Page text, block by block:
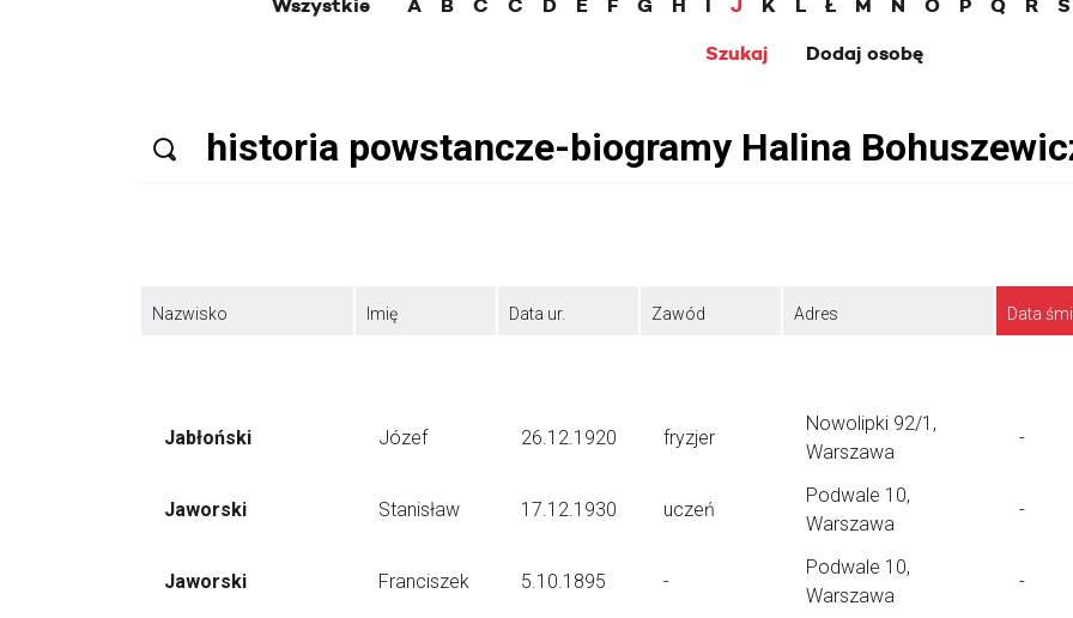
Wszystkie A B C Ć D E F G H I J K L Ł M N O P Q R S
Szukaj
Dodaj osobę
Nazwisko Imię Data ur. Zawód Adres Data
Jabłoński Józef 26.12.1920 fryzjer
Nowolipki 92/1,
Warszawa
-
Jaworski Stanisław 17.12.1930 uczeń
Podwale 10,
Warszawa
-
Jaworski Franciszek 5.10.1895 -
Podwale 10,
Warszawa
-